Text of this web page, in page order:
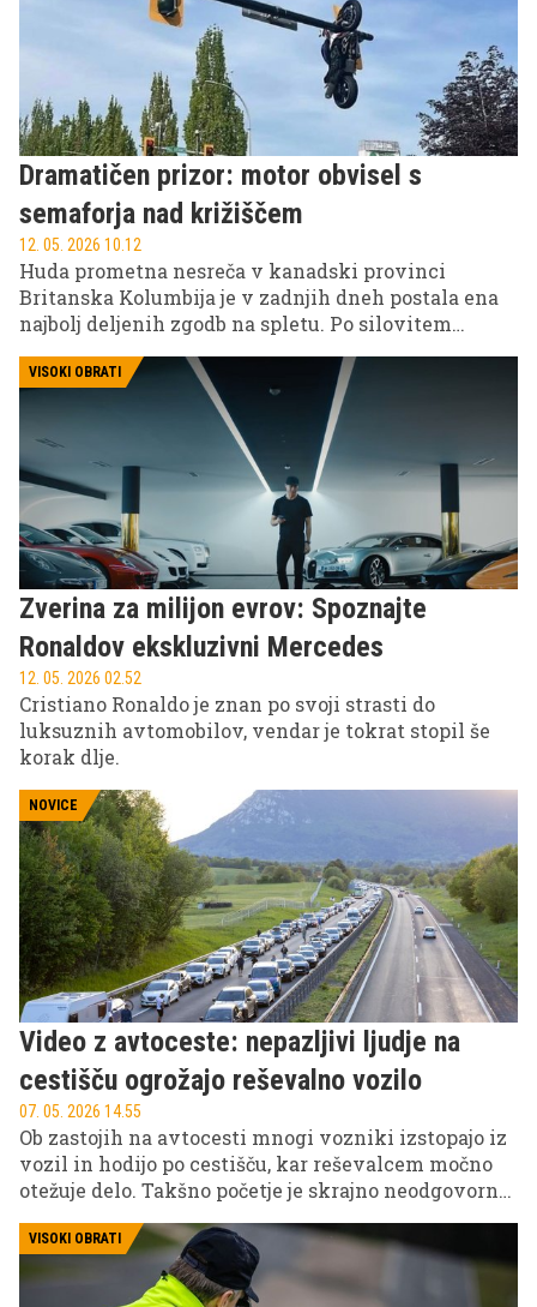
Dramatičen prizor: motor obvisel s
semaforja nad križiščem
12. 05. 2026 10.12
Huda prometna nesreča v kanadski provinci
Britanska Kolumbija je v zadnjih dneh postala ena
najbolj deljenih zgodb na spletu. Po silovitem
BMW je motor dobesedno obvisel na semaforju nad
križiščem, prizorišče pa je šokiralo tako voznike kot
VISOKI OBRATI
Zverina za milijon evrov: Spoznajte
Ronaldov ekskluzivni Mercedes
12. 05. 2026 02.52
Cristiano Ronaldo je znan po svoji strasti do
luksuznih avtomobilov, vendar je tokrat stopil še
korak dlje.
NOVICE
Video z avtoceste: nepazljivi ljudje na
cestišču ogrožajo reševalno vozilo
07. 05. 2026 14.55
Ob zastojih na avtocesti mnogi vozniki izstopajo iz
vozil in hodijo po cestišču, kar reševalcem močno
otežuje delo. Takšno početje je skrajno neodgovorno,
intervencijske akcije.
VISOKI OBRATI